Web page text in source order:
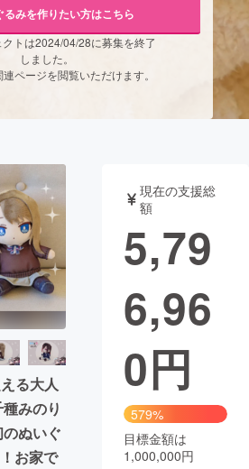
地域活性化
GoodCAMPFIRE Creation
るみを作りたい方はこちら
クトは2024/04/28に募集を終了
しました。
ページを閲覧いただけます。
る大人
みのり
ぬいぐ
お家で
現在の支援総
額
5,79
6,96
0円
579%
目標金額は
1,000,000円